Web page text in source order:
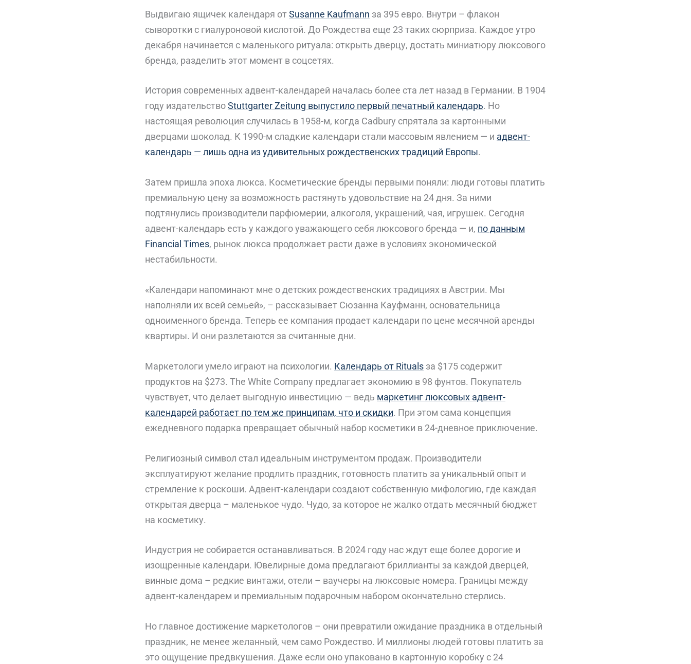
Выдвигаю ящичек календаря отSusanne Kaufmann за 395 евро. Внутри – флакон
сыворотки с гиалуроновой кислотой. До Рождества еще 23 таких сюрприза. Каждое утро
декабря начинается с маленького ритуала: открыть дверцу, достать миниатюру люксового
бренда, разделить этот момент в соцсетях.
История современных адвент-календарей началась более ста лет назад в Германии. В 1904
году издательствоStuttgarter Zeitung выпустило первый печатный календарь. Но
настоящая революция случилась в 1958-м, когда Cadbury спрятала за картонными
дверцами шоколад. К 1990-м сладкие календари стали массовым явлением — и адвент-
календарь — лишь одна из удивительных рождественских традиций Европы.
Затем пришла эпоха люкса. Косметические бренды первыми поняли: люди готовы платить
премиальную цену за возможность растянуть удовольствие на 24 дня. За ними
подтянулись производители парфюмерии, алкоголя, украшений, чая, игрушек. Сегодня
адвент-календарь есть у каждого уважающего себя люксового бренда — и, по данным
Financial Times, рынок люкса продолжает расти даже в условиях экономической
нестабильности.
«Календари напоминают мне о детских рождественских традициях в Австрии. Мы
наполняли их всей семьей», – рассказывает Сюзанна Кауфманн, основательница
одноименного бренда. Теперь ее компания продает календари по цене месячной аренды
квартиры. И они разлетаются за считанные дни.
Маркетологи умело играют на психологии. Календарь от Rituals за $175 содержит
продуктов на $273. The White Company предлагает экономию в 98 фунтов. Покупатель
чувствует, что делает выгодную инвестицию — ведь маркетинг люксовых адвент-
календарей работает по тем же принципам, что и скидки. При этом сама концепция
ежедневного подарка превращает обычный набор косметики в 24-дневное приключение.
Религиозный символ стал идеальным инструментом продаж. Производители
эксплуатируют желание продлить праздник, готовность платить за уникальный опыт и
стремление к роскоши. Адвент-календари создают собственную мифологию, где каждая
открытая дверца – маленькое чудо. Чудо, за которое не жалко отдать месячный бюджет
на косметику.
Индустрия не собирается останавливаться. В 2024 году нас ждут еще более дорогие и
изощренные календари. Ювелирные дома предлагают бриллианты за каждой дверцей,
винные дома – редкие винтажи, отели – ваучеры на люксовые номера. Границы между
адвент-календарем и премиальным подарочным набором окончательно стерлись.
Но главное достижение маркетологов – они превратили ожидание праздника в отдельный
праздник, не менее желанный, чем само Рождество. И миллионы людей готовы платить за
это ощущение предвкушения. Даже если оно упаковано в картонную коробку с 24